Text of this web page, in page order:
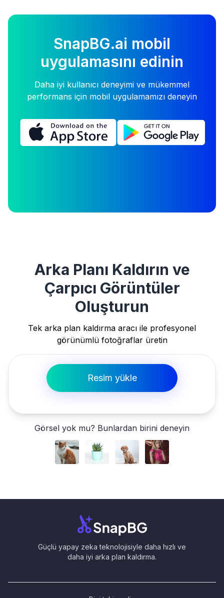
SnapBG.ai mobil
uygulamasını edinin
Daha iyi kullanıcı deneyimi ve mükemmel
performans için mobil uygulamamızı deneyin
Arka Planı Kaldırın ve
Çarpıcı Görüntüler
Oluşturun
Tek arka plan kaldırma aracı ile profesyonel
görünümlü fotoğraflar üretin
Resim yükle
Görsel yok mu? Bunlardan birini deneyin
Güçlü yapay zeka teknolojisiyle daha hızlı ve
daha iyi arka plan kaldırma.